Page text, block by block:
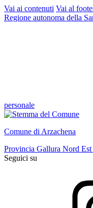
Vai ai contenuti Vai al
Regione autonoma della
personale
Comune di Arzachena
Provincia Gallura Nord Est
Seguici su